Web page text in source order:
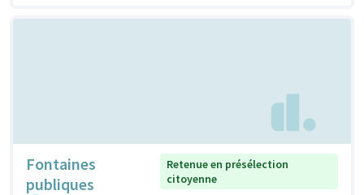
Fontaines
publiques
Retenue en présélection
citoyenne